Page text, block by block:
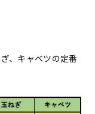
、キャベツの定番